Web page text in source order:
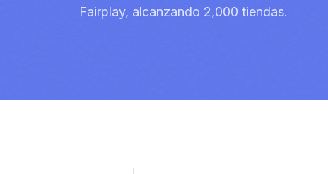
Fairplay, alcanzando 2,000 tiendas.